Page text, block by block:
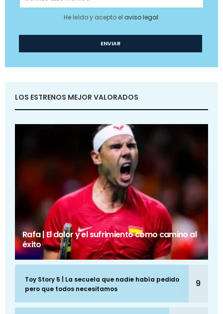
He leído y acepto el aviso legal.
LOS ESTRENOS MEJOR VALORADOS
Rafa | El dolor y el sufrimiento como camino al
éxito
Toy Story 5 | La secuela que nadie había pedido
pero que todos necesitamos
9